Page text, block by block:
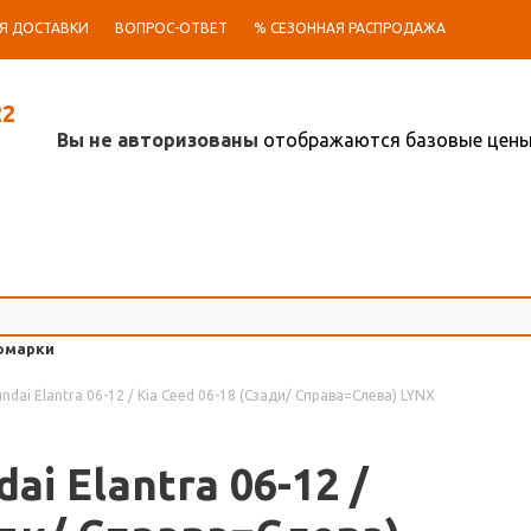
ДОСТАВКИ ВОПРОС-ОТВЕТ % СЕЗОННАЯ РАСПРОДАЖА
Вы не авторизованы отображаются базовые
Elantra 06-12 / Kia Ceed 06-18 (Сзади/ Справа=Слева) LYNX
Elantra 06-12 /